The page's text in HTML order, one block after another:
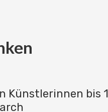
Künstlerinnen bis